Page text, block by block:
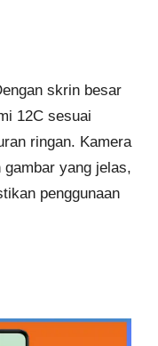
skrin besar
12C sesuai
ringan. Kamera
gambar yang jelas,
penggunaan